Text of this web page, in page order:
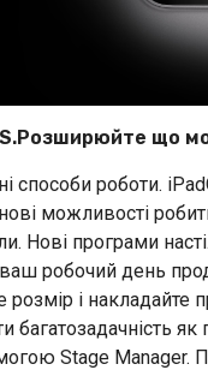
що
способи роботи.
можливості
Нові програми
робочий день
розмір і накладайте
багатозадачність як
Stage Manager.